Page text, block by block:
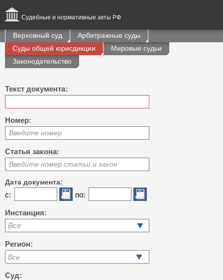
Судебные и нормативные акты РФ
Верховный суд
Арбитражные суды
Суды общей юрисдикции
Мировые судьи
Законодательство
Текст документа:
Номер:
Введите номер
Статья закона:
Введите номер статьи и закон
Дата документа:
с: по:
Инстанция:
Все
Регион:
Суд: